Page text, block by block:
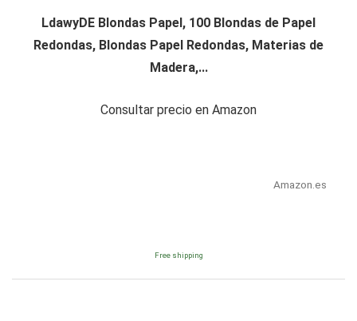
LdawyDE Blondas Papel, 100 Blondas de Papel
Redondas, Blondas Papel Redondas, Materias de
Madera,...
Consultar precio en Amazon
Amazon.es
Free shipping